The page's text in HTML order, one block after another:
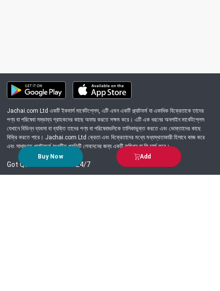
Buy Now Add
Jachai.com Ltd একটি ইকমার্স মার্কেটপ্লেস, এটি এমন একটি প্ল্যাটফর্ম যা একাধিক বিক্রেতাকে তাদের
পণ্য বা পরিষেবা সম্ভাব্য গ্রাহকদের কাছে অফার করতে সক্ষম করে। এটি এক ধরনের অনলাইন মার্কেটপ্লেস
যেখানে বিভিন্ন ব্যবসা বা ব্যক্তি তাদের পণ্য বা পরিষেবাগুলিকে তালিকাভুক্ত করতে এবং ভোক্তাদের কাছে
বিক্রি করতে পারে। Jachai.com Ltd ক্রেতা এবং বিক্রেতাদের মধ্যে মধ্যস্থতাকারী হিসাবে কাজ করে
এবং সাধারণত প্ল্যাটফর্মে সংঘটিত প্রতিটি লেনদেনের জন্য একটি কমিশন বা ফি চার্জ করে।
Got Question? Call us 24/7